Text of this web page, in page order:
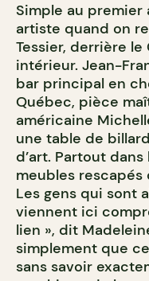
Simple au premier
artiste quand on
Tessier, derrière le
intérieur. Jean-
bar principal en
Québec, pièce
américaine
une table de
d’art. Partout
meubles rescapés
Les gens qui sont
viennent ici
lien », dit
simplement que
sans savoir